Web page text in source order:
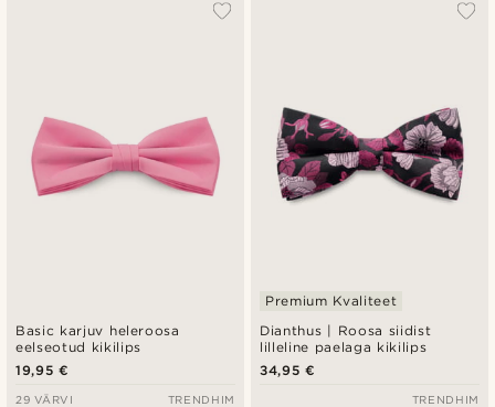
Basic karjuv heleroosa
eelseotud kikilips
19,95 €
29 VÄRVI TRENDHIM
Dianthus | Roosa siidist
lilleline paelaga kikilips
Premium Kvaliteet
34,95 €
TRENDHIM